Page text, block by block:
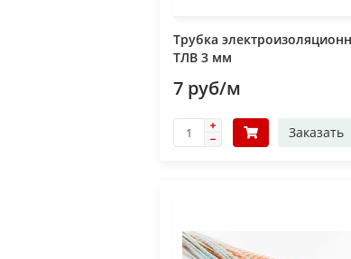
Трубка
ТЛВ 3 мм
7 руб/м
Заказать